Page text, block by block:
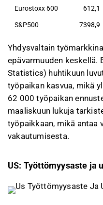
kun taas liittovaltion
työpaikan
Tämä sisältö on
liittyvää palautetta
Eurostoxx 600 612,1
S&P500 7398,9
Yhdysvaltain
epävarmuuden keskellä.
Statistics) huhtikuun
työpaikan kasvua, mikä
62 000 työpaikan
maaliskuun lukuja
työpaikkaan, mikä antaa
vakautumisesta.
US: Työttömyysaste ja